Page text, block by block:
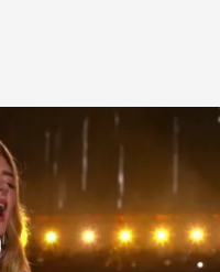
de sus 10 conciertos en
Agencia EFE